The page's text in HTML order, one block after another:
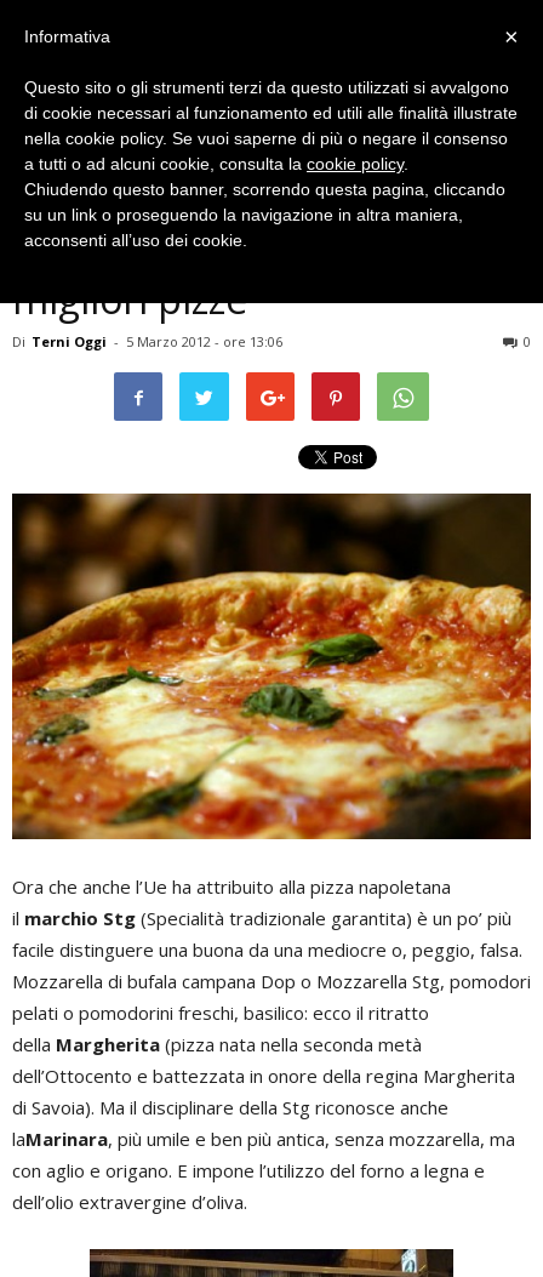
Viaggi
A Napoli per gustare le
migliori pizze
Di Terni Oggi - 5 Marzo 2012 - ore 13:06 0
Ora che anche l’Ue ha attribuito alla pizza napoletana
il marchio Stg (Specialità tradizionale garantita) è un po’ più
facile distinguere una buona da una mediocre o, peggio, falsa.
Mozzarella di bufala campana Dop o Mozzarella Stg, pomodori
pelati o pomodorini freschi, basilico: ecco il ritratto
della Margherita (pizza nata nella seconda metà
dell’Ottocento e battezzata in onore della regina Margherita
di Savoia). Ma il disciplinare della Stg riconosce anche
laMarinara, più umile e ben più antica, senza mozzarella, ma
con aglio e origano. E impone l’utilizzo del forno a legna e
dell’olio extravergine d’oliva.
×
Informativa
Questo sito o gli strumenti terzi da questo utilizzati si avvalgono
di cookie necessari al funzionamento ed utili alle finalità illustrate
nella cookie policy. Se vuoi saperne di più o negare il consenso
a tutti o ad alcuni cookie, consulta la cookie policy.
Chiudendo questo banner, scorrendo questa pagina, cliccando
su un link o proseguendo la navigazione in altra maniera,
acconsenti all’uso dei cookie.